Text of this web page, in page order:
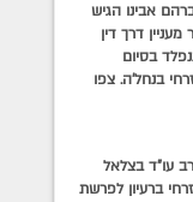
אבינו הגיש
דרך דין
בסיום
בנחל'ה. צפו
עו"ד בצלאל
ברעיון לפרשת